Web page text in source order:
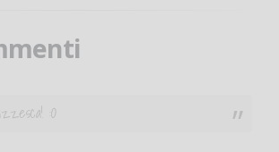
da poco e vorrei tornare a
in zona e puoi giocare fammi sapere.